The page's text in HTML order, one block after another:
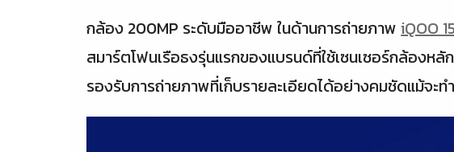
กล้อง 200MP ระดับมืออาชีพ ในด้านการถ่ายภาพiQOO
สมาร์ตโฟนเรือธงรุ่นแรกของแบรนด์ที่ใช้เซนเซอร์กล้องห
รองรับการถ่ายภาพที่เก็บรายละเอียดได้อย่างคมชัดแม้จะ